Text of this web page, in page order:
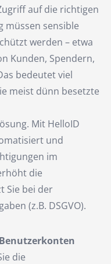
auf die richtigen
müssen sensible
werden – etwa
Kunden, Spendern,
bedeutet viel
meist dünn besetzte
Mit HelloID
und
im
die
Sie bei der
(z.B. DSGVO).
die